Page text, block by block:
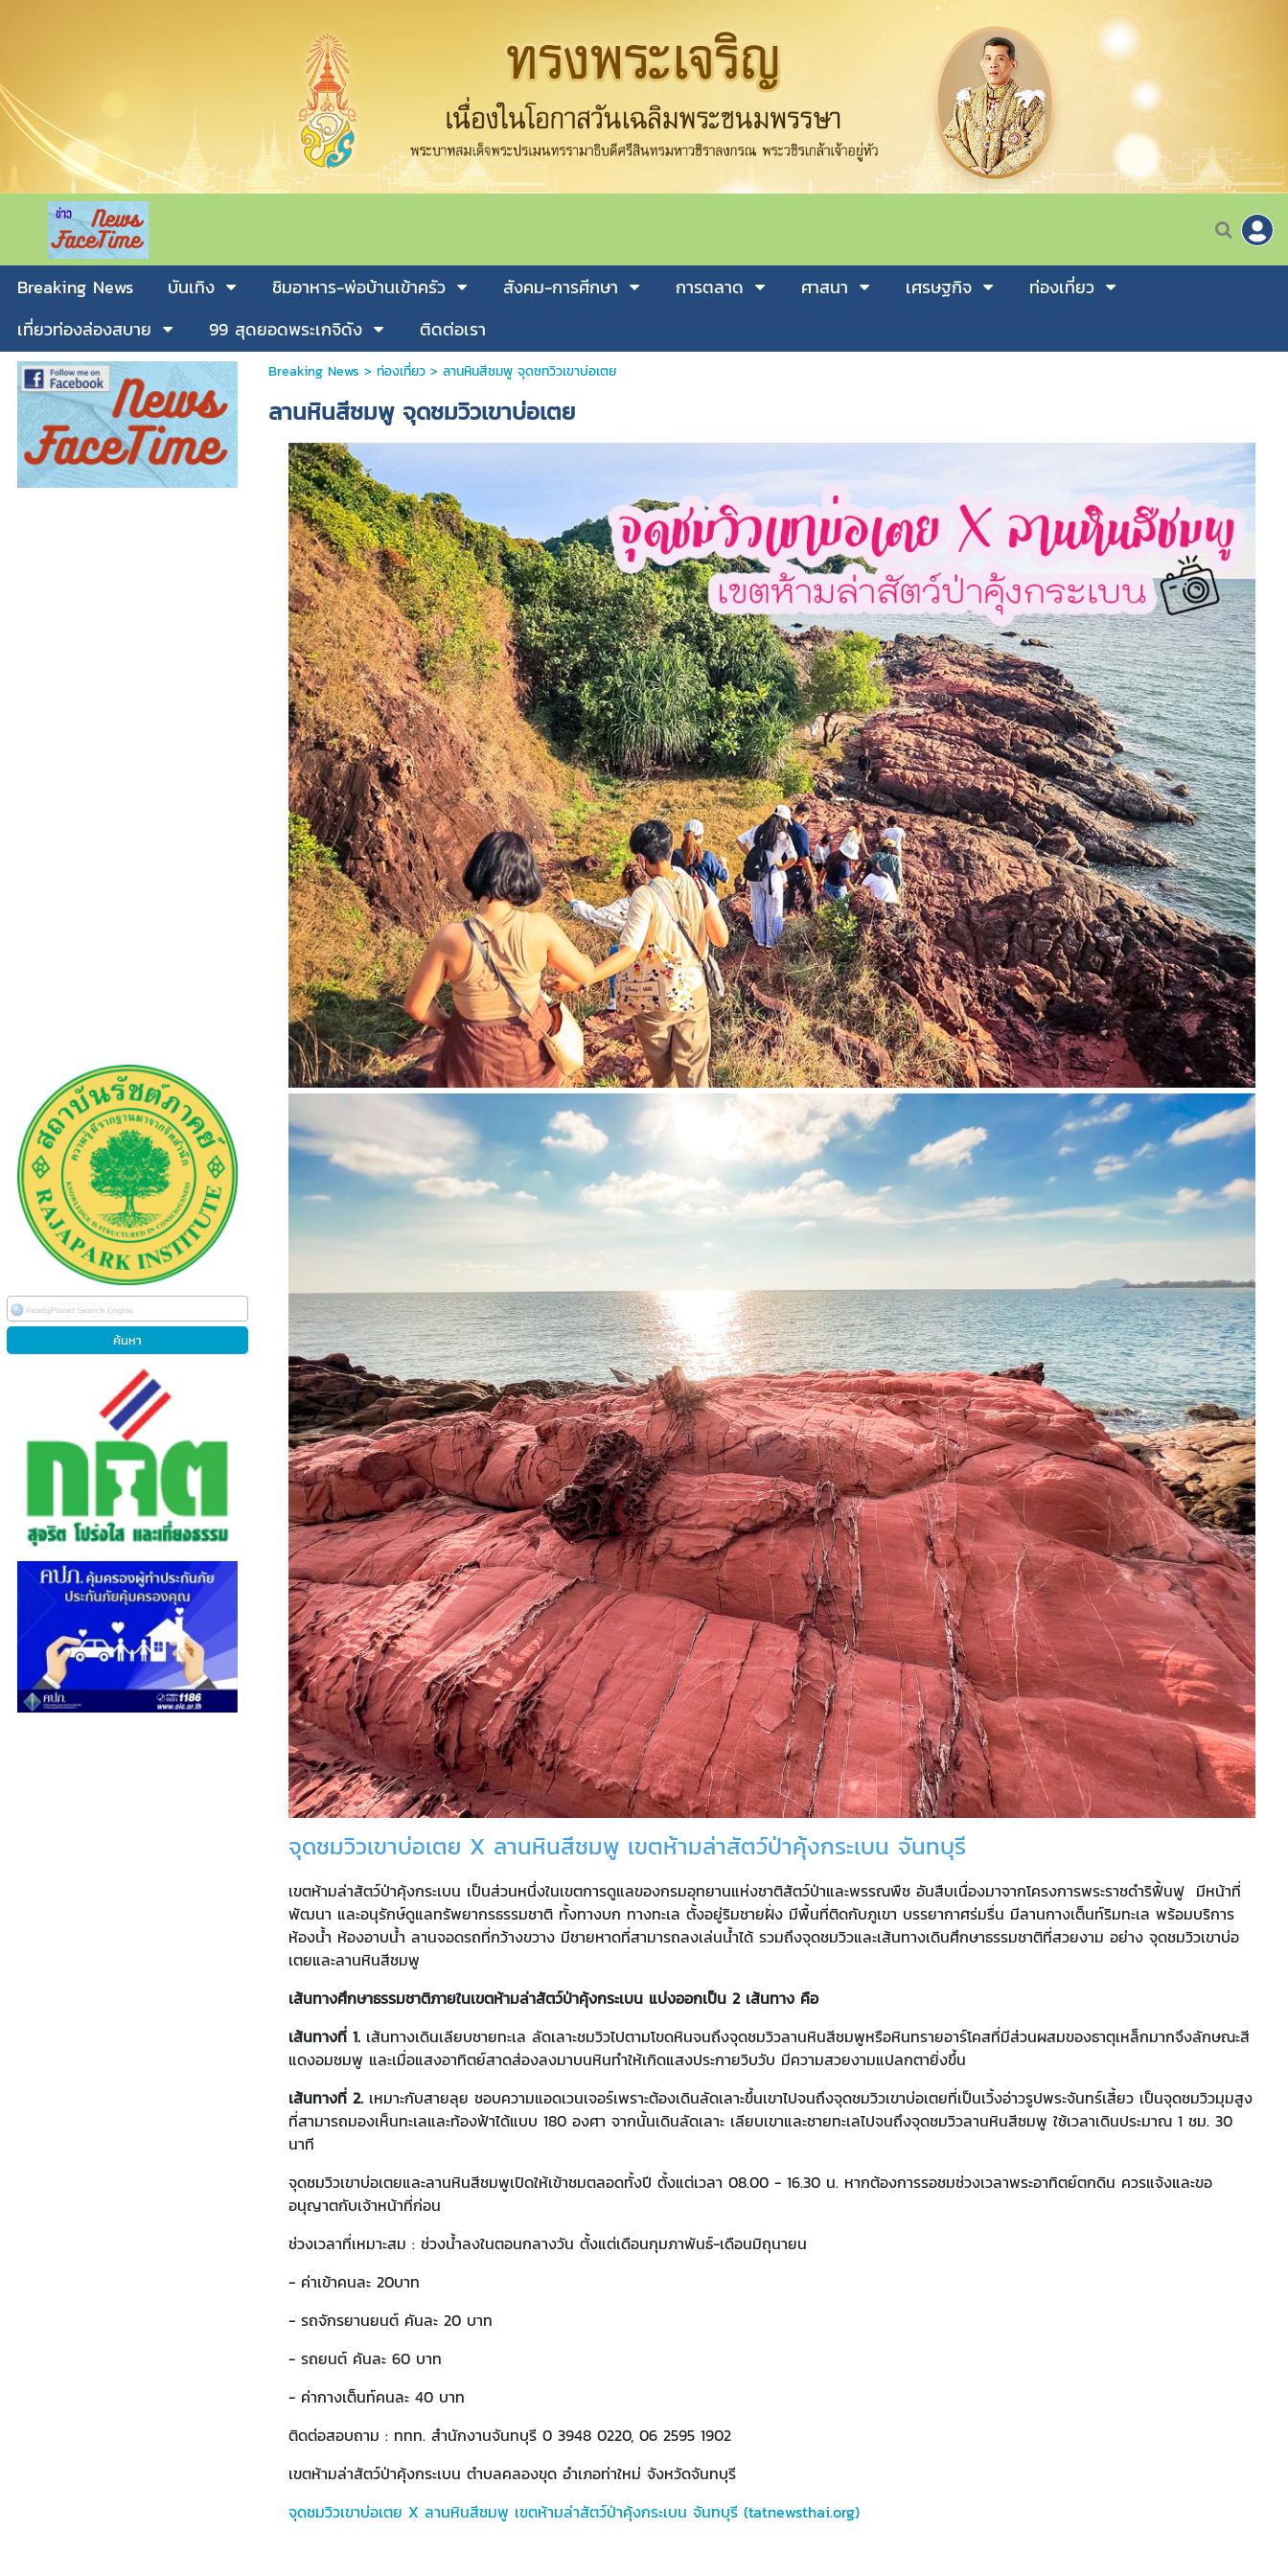
Breaking News บันเทิง ชิมอาหาร-พ่อบ้านเข้าครัว สังคม-การศีกษา การตลาด ศาสนา เศรษฐกิจ
ท่องเที่ยว
เที่ยวท่องล่องสบาย
99 สุดยอดพระเกจิดัง ติดต่อเรา
Breaking News > ท่องเที่ยว> ลานหินสีชมพู จุดชทวิวเขาบ่อเตย
ลานหินสีชมพู จุดชมวิวเขาบ่อเตย
จุดชมวิวเขาบ่อเตย X ลานหินสีชมพู เขตห้ามล่าสัตว์ป่าคุ้งกระเบน จันทบุรี
เขตห้ามล่าสัตว์ป่าคุ้งกระเบน เป็นส่วนหนึ่งในเขตการดูแลของกรมอุทยานแห่งชาติสัตว์ป่าและพรรณพืช อันสืบเนื่องมาจากโครงการพระราชดำริฟื้นฟู มีหน้าที่
พัฒนา และอนุรักษ์ดูแลทรัพยากรธรรมชาติ ทั้งทางบก ทางทะเล ตั้งอยู่ริมชายฝั่ง มีพื้นที่ติดกับภูเขา บรรยากาศร่มรื่น มีลานกางเต็นท์ริมทะเล พร้อมบริการ
ห้องน้ำ ห้องอาบน้ำ ลานจอดรถที่กว้างขวาง มีชายหาดที่สามารถลงเล่นน้ำได้ รวมถึงจุดชมวิวและเส้นทางเดินศึกษาธรรมชาติที่สวยงาม อย่าง จุดชมวิวเขาบ่อ
เตยและลานหินสีชมพู
เส้นทางศึกษาธรรมชาติภายในเขตห้ามล่าสัตว์ป่าคุ้งกระเบน แบ่งออกเป็น 2 เส้นทาง คือ
เส้นทางที่ 1. เส้นทางเดินเลียบชายทะเล ลัดเลาะชมวิวไปตามโขดหินจนถึงจุดชมวิวลานหินสีชมพูหรือหินทรายอาร์โคสที่มีส่วนผสมของธาตุเหล็กมากจึงลักษณะสี
แดงอมชมพู และเมื่อแสงอาทิตย์สาดส่องลงมาบนหินทำให้เกิดแสงประกายวิบวับ มีความสวยงามแปลกตายิ่งขึ้น
เส้นทางที่ 2. เหมาะกับสายลุย ชอบความแอดเวนเจอร์เพราะต้องเดินลัดเลาะขึ้นเขาไปจนถึงจุดชมวิวเขาบ่อเตยที่เป็นเวิ้งอ่าวรูปพระจันทร์เสี้ยว เป็นจุดชมวิวมุมสูง
ที่สามารถมองเห็นทะเลและท้องฟ้าได้แบบ 180 องศา จากนั้นเดินลัดเลาะ เลียบเขาและชายทะเลไปจนถึงจุดชมวิวลานหินสีชมพู ใช้เวลาเดินประมาณ 1 ชม. 30
นาที
จุดชมวิวเขาบ่อเตยและลานหินสีชมพูเปิดให้เข้าชมตลอดทั้งปี ตั้งแต่เวลา 08.00 - 16.30 น. หากต้องการรอชมช่วงเวลาพระอาทิตย์ตกดิน ควรแจ้งและขอ
อนุญาตกับเจ้าหน้าที่ก่อน
ช่วงเวลาที่เหมาะสม : ช่วงน้ำลงในตอนกลางวัน ตั้งแต่เดือนกุมภาพันธ์-เดือนมิถุนายน
- ค่าเข้าคนละ 20บาท
- รถจักรยานยนต์ คันละ 20 บาท
- รถยนต์ คันละ 60 บาท
- ค่ากางเต็นท์คนละ 40 บาท
ติดต่อสอบถาม : ททท. สำนักงานจันทบุรี 0 3948 0220, 06 2595 1902
เขตห้ามล่าสัตว์ป่าคุ้งกระเบน ตำบลคลองขุด อำเภอท่าใหม่ จังหวัดจันทบุรี
จุดชมวิวเขาบ่อเตย X ลานหินสีชมพู เขตห้ามล่าสัตว์ป่าคุ้งกระเบน จันทบุรี (tatnewsthai.org)